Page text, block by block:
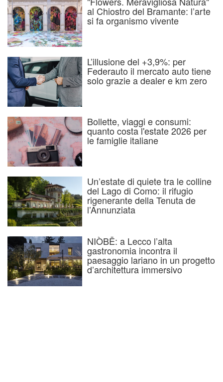
al Chiostro del Bramante: l’arte
si fa organismo vivente
L’illusione del +3,9%: per
Federauto il mercato auto tiene
solo grazie a dealer e km zero
Bollette, viaggi e consumi:
quanto costa l'estate 2026 per
le famiglie italiane
Un’estate di quiete tra le colline
del Lago di Como: il rifugio
rigenerante della Tenuta de
l’Annunziata
NIÒBĒ: a Lecco l’alta
gastronomia incontra il
paesaggio lariano in un progetto
d’architettura immersivo